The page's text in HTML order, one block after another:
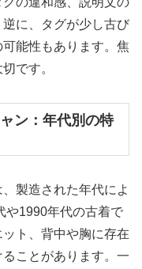
に、タグが少し古び
能性もあります。焦
です。
ン：年代別の特
製造された年代によ
や1990年代の古着で
ト、背中や胸に存在
ことがあります。一